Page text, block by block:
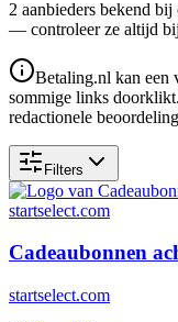
2 aanbieders bekend bij
— controleer ze altijd
Betaling.nl kan een
sommige links
redactionele
Filters
Cadeaubonnen
startselect.com